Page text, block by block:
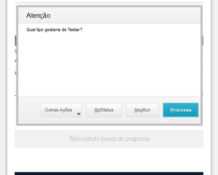
Tela usando barras de progresso